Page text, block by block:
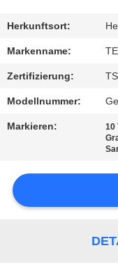
TRETEN
SIE
MIT
UNS
IN
Herkunftsort:
Markenname:
Zertifizierung:
Modellnummer:
Markieren: 10